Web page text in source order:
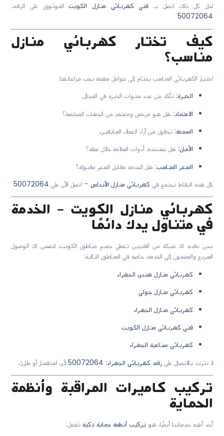
لحل كل ذلك، اتصل بـ فني كهربائي منازل الكويتالموثوق على الرقم:
50072064
كيف تختار كهربائي منازل
مناسب؟
اختيار الكهربائي المناسب يحتاج إلى عوامل مهمة يجب مراعاتها:
الخبرة: تأكد من عدد سنوات الخبرة في المجال.
الاعتماد: هل هو مرخص ومعتمد من الجهات المختصة؟
السمعة: تحقق من آراء العملاء السابقين.
الأمان: هل يستخدم أدوات السلامة خلال عمله؟
السعر المناسب: هل الخدمة مقابل السعر مقبولة؟
كل هذه النقاط تجتمع فيكهربائي منازل الأندلس – اتصل الآن على 50072064
كهربائي منازل الكويت – الخدمة
في متناول يدك دائمًا
نحن نقدم لك شبكة من الفنيين تغطي جميع مناطق الكويت، لنضمن لك الوصول
السريع والمضمون إلى الخدمة، خاصة في المناطق التالية:
كهربائي منازل هندي الجهراء
كهربائي منازل حولي
كهربائي منازل الجهراء
فني كهربائي منازل الكويت
كهربائي صناعية الجهراء
لا تتردد بالاتصال علىرقم كهربائي الجهراء: 50072064 لأي استفسار أو طارئ.
تركيب كاميرات المراقبة وأنظمة
الحماية
أحد أهم خدماتنا أيضًا، هوتركيب أنظمة حماية ذكية تشمل: